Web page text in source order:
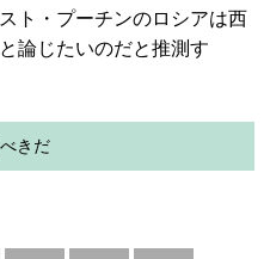
ト・プーチンのロシアは西
論じたいのだと推測す
きだ